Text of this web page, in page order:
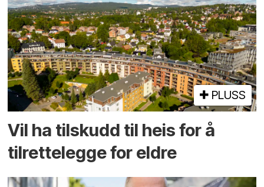
PLUSS
Vil ha tilskudd til heis for å
tilrettelegge for eldre